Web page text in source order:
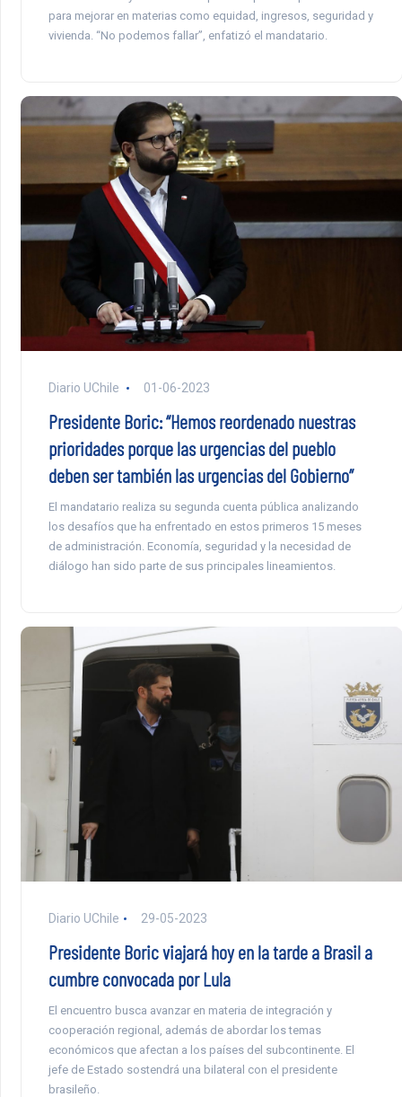
para mejorar en materias como equidad, ingresos, seguridad y
vivienda. “No podemos fallar”, enfatizó el mandatario.
Diario UChile 01-06-2023
Presidente Boric: “Hemos reordenado nuestras
prioridades porque las urgencias del pueblo
deben ser también las urgencias del Gobierno”
El mandatario realiza su segunda cuenta pública analizando
los desafíos que ha enfrentado en estos primeros 15 meses
de administración. Economía, seguridad y la necesidad de
diálogo han sido parte de sus principales lineamientos.
Diario UChile 29-05-2023
Presidente Boric viajará hoy en la tarde a Brasil a
cumbre convocada por Lula
El encuentro busca avanzar en materia de integración y
cooperación regional, además de abordar los temas
económicos que afectan a los países del subcontinente. El
jefe de Estado sostendrá una bilateral con el presidente
brasileño.